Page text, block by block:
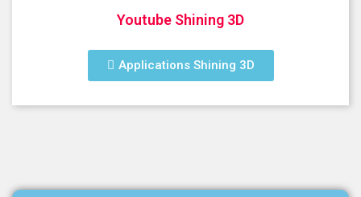
Youtube Shining 3D
Applications Shining 3D